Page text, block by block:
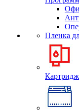
Пленка